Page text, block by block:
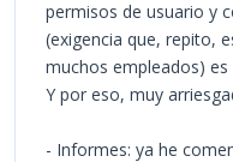
permisos de usuario y
(exigencia que, repito,
muchos empleados)
Y por eso, muy
- Informes: ya he